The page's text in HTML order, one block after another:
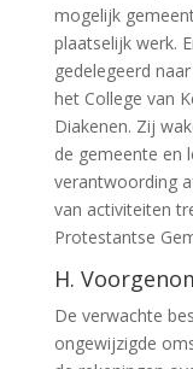
mogelijk
plaatselijk werk.
gedelegeerd
het College van
Diakenen. Zij
de gemeente en
verantwoording
van activiteiten
Protestantse
H.
De verwachte
ongewijzigde